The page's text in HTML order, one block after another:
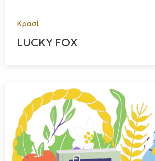
Κρασί
LUCKY FOX